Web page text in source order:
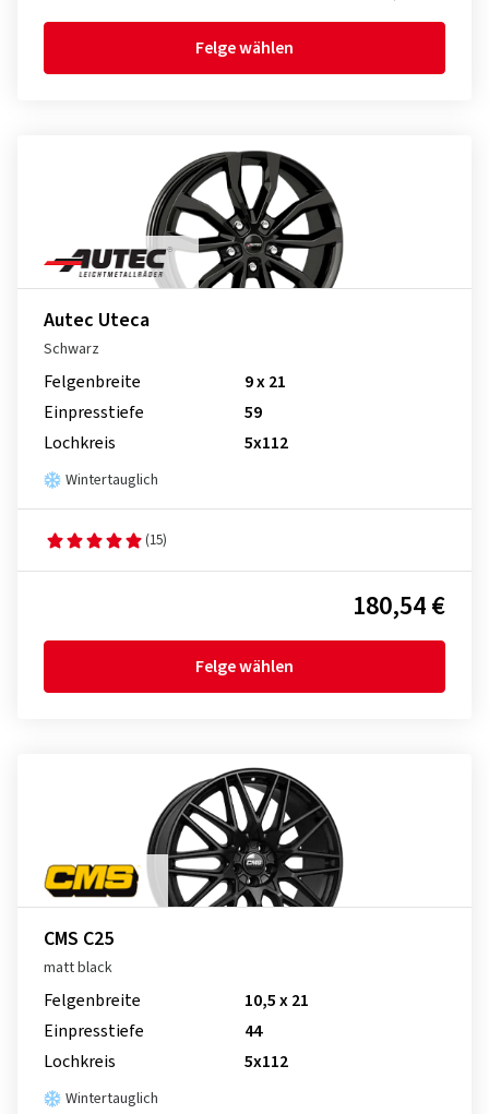
Felge wählen
Autec Uteca
Schwarz
Felgenbreite
9 x 21
Einpresstiefe
59
Lochkreis
5x112
Wintertauglich
(15)
180,54 €
Felge wählen
CMS C25
matt black
Felgenbreite
10,5 x 21
Einpresstiefe
44
Lochkreis
5x112
Wintertauglich